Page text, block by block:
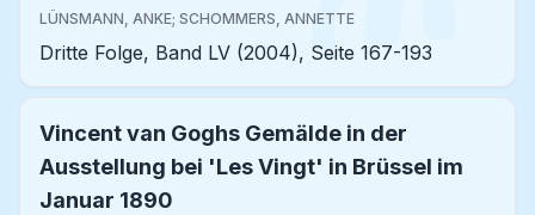
LÜNSMANN, ANKE; SCHOMMERS, ANNETTE
Dritte Folge, Band LV (2004), Seite 167-193
Vincent van Goghs Gemälde in der
Ausstellung bei 'Les Vingt' in Brüssel im
Januar 1890